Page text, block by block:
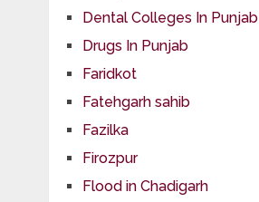
Dental Colleges In Punjab
Drugs In Punjab
Faridkot
Fatehgarh sahib
Fazilka
Firozpur
Flood in Chadigarh